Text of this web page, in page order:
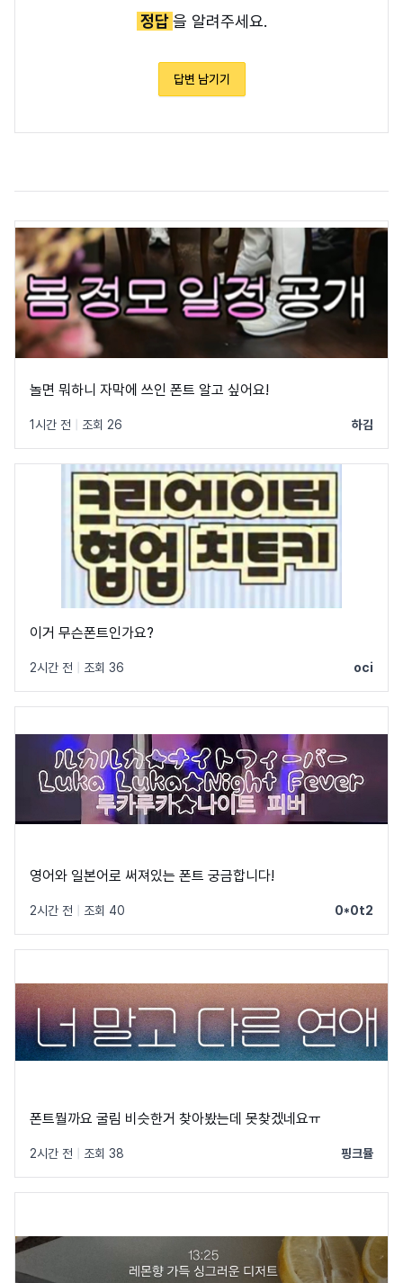
정답을 알려주세요.
답변 남기기
놀면 뭐하니 자막에 쓰인 폰트 알고 싶어요!
1시간 전 조회 26 하김
이거 무슨폰트인가요?
2시간 전 조회 36 oci
영어와 일본어로 써져있는 폰트 궁금합니다!
2시간 전 조회 40 0*0t2
폰트뭘까요 굴림 비슷한거 찾아봤는데 못찾겠네요ㅠ
2시간 전 조회 38 핑크뮬